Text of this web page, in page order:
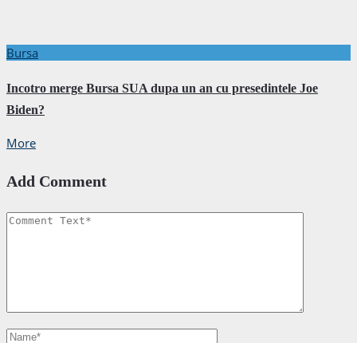
Bursa
Incotro merge Bursa SUA dupa un an cu presedintele Joe
Biden?
More
Add Comment